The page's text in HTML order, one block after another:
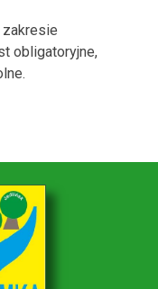
zakresie
obligatoryjne,